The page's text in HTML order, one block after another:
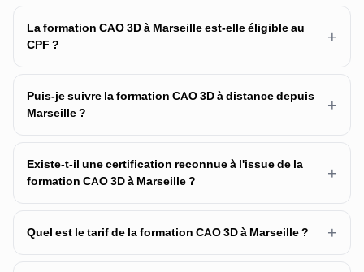
La formation CAO 3D à Marseille est-elle éligible au
CPF ?
+
Puis-je suivre la formation CAO 3D à distance depuis
Marseille ?
+
Existe-t-il une certification reconnue à l'issue de la
formation CAO 3D à Marseille ?
+
Quel est le tarif de la formation CAO 3D à Marseille ? +